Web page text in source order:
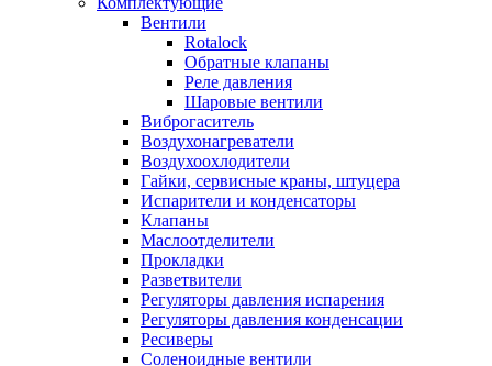
Вентили
Rotalock
Обратные клапаны
Реле давления
Шаровые вентили
Виброгаситель
Воздухонагреватели
Воздухоохлодители
Гайки, сервисные краны, штуцера
Испарители и конденсаторы
Клапаны
Маслоотделители
Прокладки
Разветвители
Регуляторы давления испарения
Регуляторы давления конденсации
Ресиверы
Соленоидные вентили